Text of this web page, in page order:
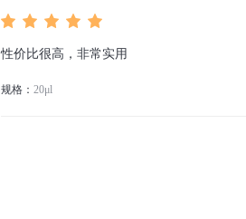
性价比很高，非常实用
规格： 20μl